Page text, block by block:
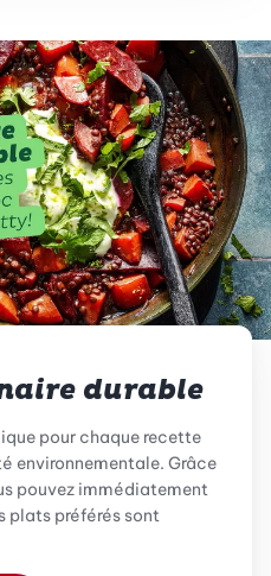
durable
pour chaque recette
environnementale. Grâce
pouvez immédiatement
plats préférés sont